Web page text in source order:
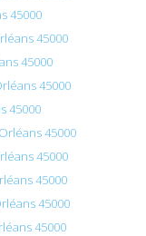
45000
45000
45000
45000
45000
45000
45000
45000
45000
45000